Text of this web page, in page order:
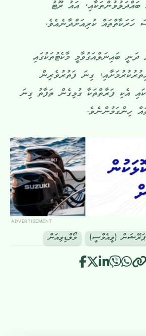
އައު ރޫޓު
ހަރަކާތްތައް ކުރިއަށްދާނެއެވެ.
ބައިނަލްއަގުވާމީ މާކެޓުތަކުގައި
ގިނަ ފަތުރުވެރިން
އެކި ފަރާތްތަކާ ގުޅިގެން ތަފާތު ގިނަ
ހިންގަމުންނެވެ.
ADVERTISEMENT
(ވީއެމްސީ) މޯލްޑިވިއަން